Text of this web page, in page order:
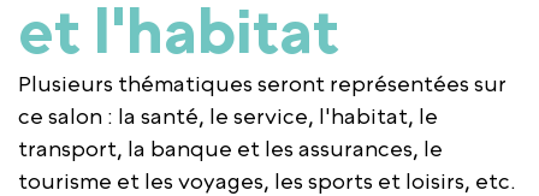
et l'habitat
Plusieurs thématiques seront représentées sur
ce salon : la santé, le service, l'habitat, le
transport, la banque et les assurances, le
tourisme et les voyages, les sports et loisirs, etc.